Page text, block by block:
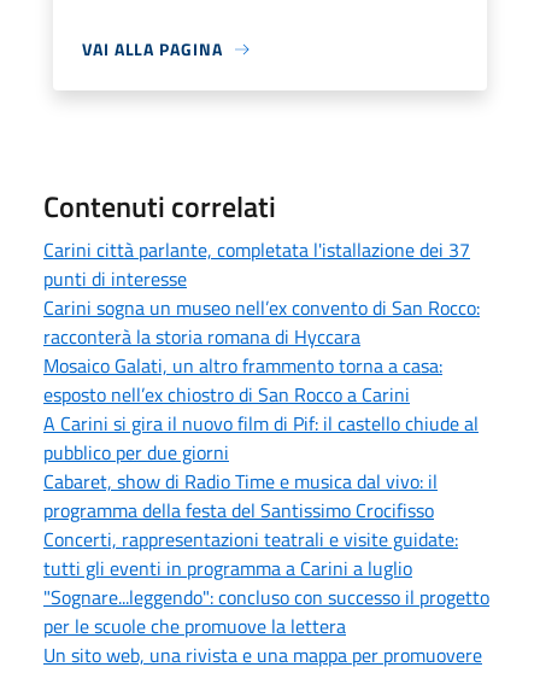
VAI ALLA PAGINA
Contenuti correlati
Carini città parlante, completata l'istallazione dei 37
punti di interesse
Carini sogna un museo nell’ex convento di San Rocco:
racconterà la storia romana di Hyccara
Mosaico Galati, un altro frammento torna a casa:
esposto nell’ex chiostro di San Rocco a Carini
A Carini si gira il nuovo film di Pif: il castello chiude al
pubblico per due giorni
Cabaret, show di Radio Time e musica dal vivo: il
programma della festa del Santissimo Crocifisso
Concerti, rappresentazioni teatrali e visite guidate:
tutti gli eventi in programma a Carini a luglio
"Sognare...leggendo": concluso con successo il progetto
per le scuole che promuove la lettera
Un sito web, una rivista e una mappa per promuovere